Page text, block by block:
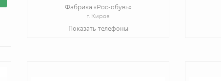
Фабрика «Рос-обувь»
г. Киров
Показать телефоны